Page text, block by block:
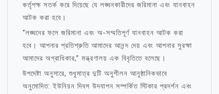
কর্তৃপক্ষ সতর্ক করে দিয়েছে যে লঙ্ঘনকারীদের জরিমানা এবং যানবাহন
আটক করা হবে।
“লঙ্ঘনের ফলে জরিমানা এবং অ-সম্মতিপূর্ণ যানবাহন আটক করা
হবে। আপনার প্রতিশ্রুতি আমাদের আনন্দ দেয় এবং আপনার সুরক্ষা
আমাদের অগ্রাধিকার,” মন্ত্রণালয় এক বিবৃতিতে বলেছে।
উপদেষ্টা অনুসারে, শুধুমাত্র দুটি অনুশীলন আনুষ্ঠানিকভাবে
অনুমোদিত: ইউনিয়ন দিবস উদযাপন সম্পর্কিত স্টিকার প্রদর্শন এবং